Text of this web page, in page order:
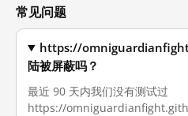
常见问题
https://
陆被屏蔽吗？
最近 90 天内我们没有测试过
https://